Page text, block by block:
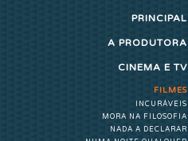
PRINCIPAL
A PRODUTORA
CINEMA E TV
FILMES
INCURÁVEIS
MORA NA FILOSOFIA
NADA A DECLARAR